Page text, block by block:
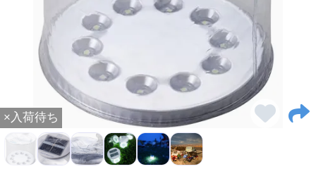
×入荷待ち